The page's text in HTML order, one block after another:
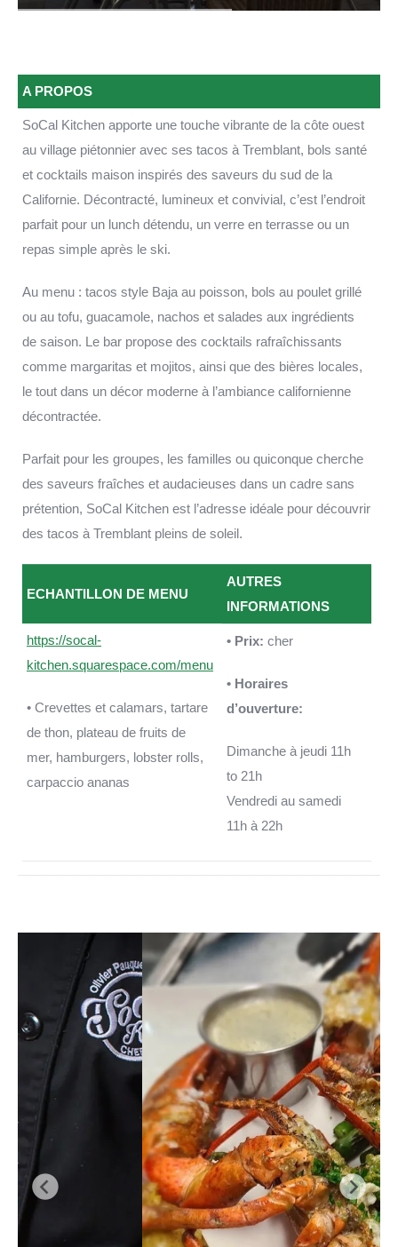
A PROPOS
SoCal Kitchen apporte une touche vibrante de la côte ouest
au village piétonnier avec ses tacos à Tremblant, bols santé
et cocktails maison inspirés des saveurs du sud de la
Californie. Décontracté, lumineux et convivial, c’est l’endroit
parfait pour un lunch détendu, un verre en terrasse ou un
repas simple après le ski.
Au menu : tacos style Baja au poisson, bols au poulet grillé
ou au tofu, guacamole, nachos et salades aux ingrédients
de saison. Le bar propose des cocktails rafraîchissants
comme margaritas et mojitos, ainsi que des bières locales,
le tout dans un décor moderne à l’ambiance californienne
décontractée.
Parfait pour les groupes, les familles ou quiconque cherche
des saveurs fraîches et audacieuses dans un cadre sans
prétention, SoCal Kitchen est l’adresse idéale pour découvrir
des tacos à Tremblant pleins de soleil.
ECHANTILLON DE MENU
AUTRES
INFORMATIONS
https://socal-
kitchen.squarespace.com/menu
• Crevettes et calamars, tartare
de thon, plateau de fruits de
mer, hamburgers, lobster rolls,
carpaccio ananas
• Prix: cher
• Horaires
d’ouverture:
Dimanche à jeudi 11h
to 21h
Vendredi au samedi
11h à 22h